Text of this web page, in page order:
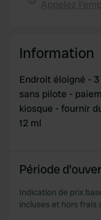
Information
Endroit éloigné -
sans pilote -
kiosque - fournir
12 ml
Période
Indication de prix
incluses et hors frais